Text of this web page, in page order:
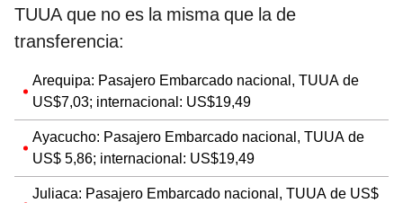
TUUA que no es la misma que la de
transferencia:
Arequipa: Pasajero Embarcado nacional, TUUA de
US$7,03; internacional: US$19,49
Ayacucho: Pasajero Embarcado nacional, TUUA de
US$ 5,86; internacional: US$19,49
Juliaca: Pasajero Embarcado nacional, TUUA de US$